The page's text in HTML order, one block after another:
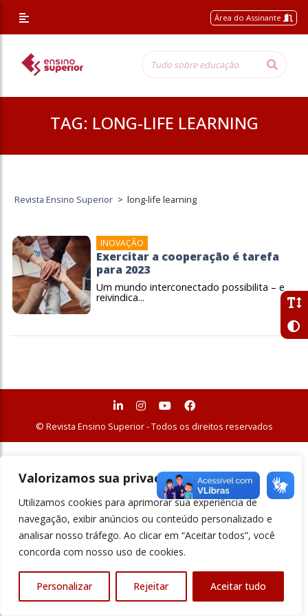
Valorizamos sua privacidade
Utilizamos cookies para aprimorar sua experiência de
navegação, exibir anúncios ou conteúdo personalizado e
analisar nosso tráfego. Ao clicar em “Aceitar todos”, você
concorda com nosso uso de cookies.
Personalizar Rejeitar Aceitar tudo
Área do Assinante
TAG: LONG-LIFE LEARNING
Revista Ensino Superior > long-life learning
INOVAÇÃO
Exercitar a cooperação é tarefa
para 2023
Um mundo interconectado possibilita – e
reivindica...
© Revista Ensino Superior - Todos os direitos reservados